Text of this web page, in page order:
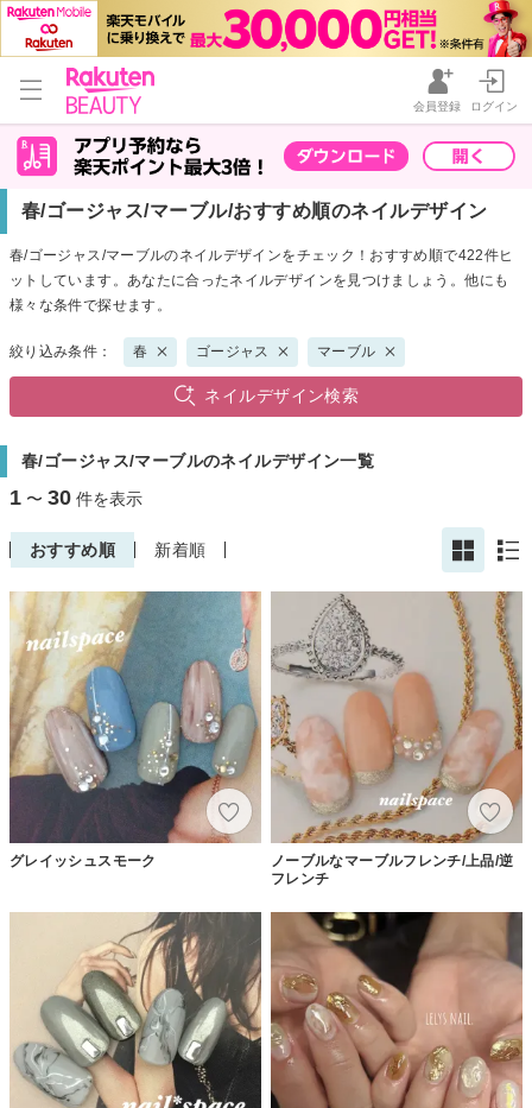
会員登録 ログイン
春/ゴージャス/マーブル/おすすめ順のネイルデザイン
春/ゴージャス/マーブルのネイルデザインをチェック！おすすめ順で422件ヒ
ットしています。あなたに合ったネイルデザインを見つけましょう。他にも
様々な条件で探せます。
絞り込み条件： 春 ゴージャス マーブル
ネイルデザイン検索
春/ゴージャス/マーブルのネイルデザイン一覧
1 〜 30 件を表示
おすすめ順 新着順
グレイッシュスモーク
ノーブルなマーブルフレンチ/上品/逆
フレンチ